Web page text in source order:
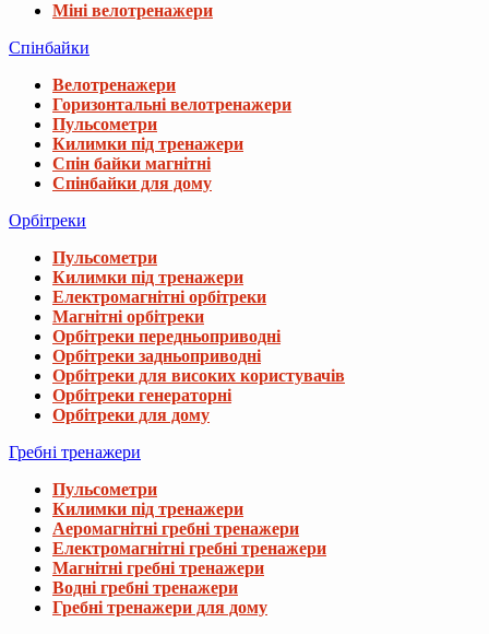
Міні велотренажери
Спінбайки
Велотренажери
Горизонтальні велотренажери
Пульсометри
Килимки під тренажери
Спін байки магнітні
Спінбайки для дому
Орбітреки
Пульсометри
Килимки під тренажери
Електромагнітні орбітреки
Магнітні орбітреки
Орбітреки передньоприводні
Орбітреки задньоприводні
Орбітреки для високих користувачів
Орбітреки генераторні
Орбітреки для дому
Гребні тренажери
Пульсометри
Килимки під тренажери
Аеромагнітні гребні тренажери
Електромагнітні гребні тренажери
Магнітні гребні тренажери
Водні гребні тренажери
Гребні тренажери для дому